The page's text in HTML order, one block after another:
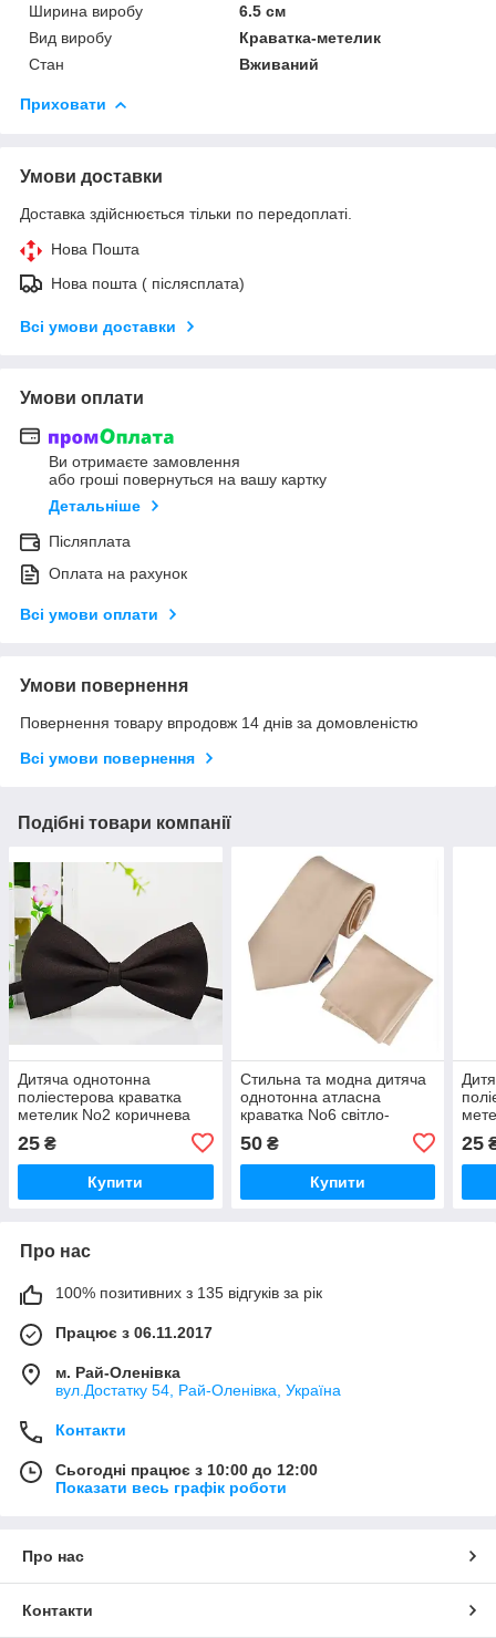
Ширина виробу
6.5 см
Вид виробу
Краватка-метелик
Стан
Вживаний
Приховати
Умови доставки
Доставка здійснюється тільки по передоплаті.
Нова Пошта
Нова пошта ( післясплата)
Всі умови доставки
Умови оплати
Ви отримаєте замовлення
або гроші повернуться на вашу картку
Детальніше
Післяплата
Оплата на рахунок
Всі умови оплати
Умови повернення
Повернення товару впродовж 14 днів за домовленістю
Всі умови повернення
Подібні товари компанії
Дитяча однотонна
поліестерова краватка
метелик No2 коричнева
25 ₴
Купити
Стильна та модна дитяча
однотонна атласна
краватка No6 світло-
50₴
Купити
25
Про нас
100% позитивних з 135 відгуків за рік
Працює з 06.11.2017
м. Рай-Оленівка
вул.Достатку 54, Рай-Оленівка, Україна
Контакти
Сьогодні працює з 10:00 до 12:00
Показати весь графік роботи
Про нас
Контакти